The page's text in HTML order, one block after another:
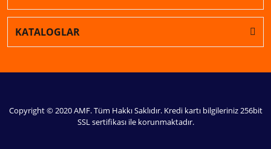
KATALOGLAR
Copyright © 2020 AMF. Tüm Hakkı Saklıdır. Kredi kartı bilgileriniz 256bit
SSL sertifikası ile korunmaktadır.